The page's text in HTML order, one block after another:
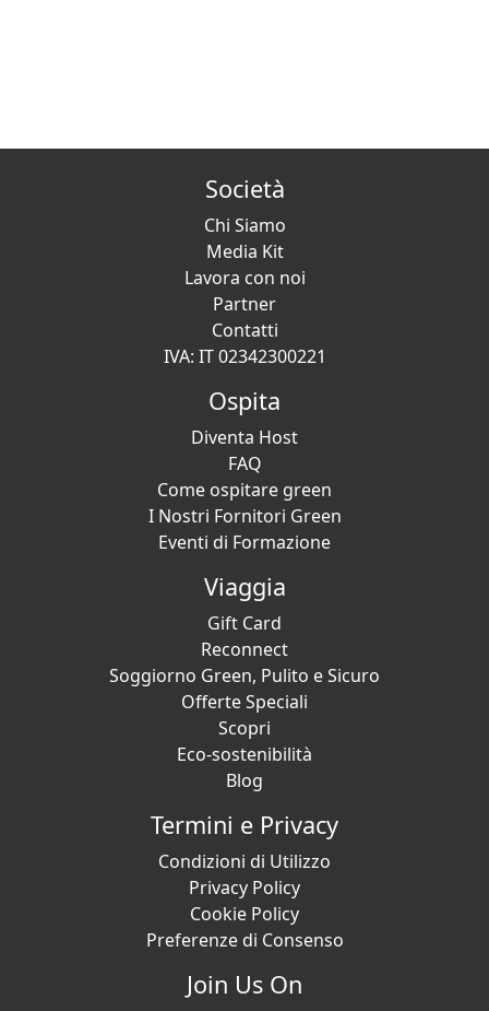
Società
Chi Siamo
Media Kit
Lavora con noi
Partner
Contatti
IVA: IT 02342300221
Ospita
Diventa Host
FAQ
Come ospitare green
I Nostri Fornitori Green
Eventi di Formazione
Viaggia
Gift Card
Reconnect
Soggiorno Green, Pulito e Sicuro
Offerte Speciali
Scopri
Eco-sostenibilità
Blog
Termini e Privacy
Condizioni di Utilizzo
Privacy Policy
Cookie Policy
Preferenze di Consenso
Join Us On